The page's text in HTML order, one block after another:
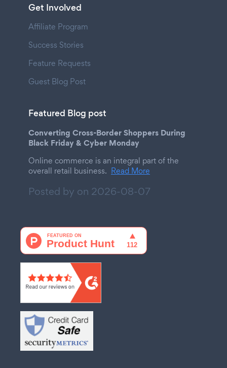
Get Involved
Affiliate Program
Success Stories
Feature Requests
Guest Blog Post
Featured Blog post
Converting Cross-Border Shoppers During
Black Friday & Cyber Monday
Online commerce is an integral part of the
overall retail business. Read More
Posted by on 2026-08-07